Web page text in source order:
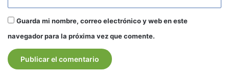
Guarda mi nombre, correo electrónico y web en este
navegador para la próxima vez que comente.